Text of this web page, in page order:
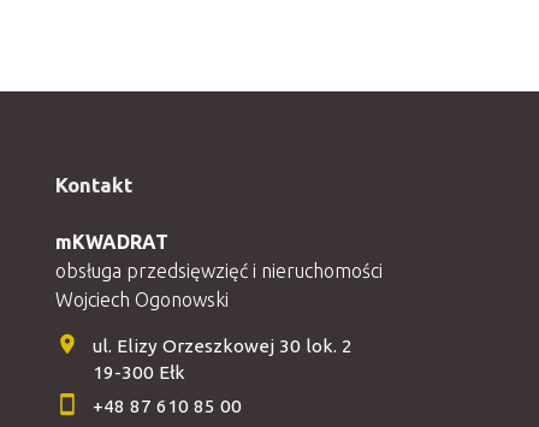
Kontakt
mKWADRAT
obsługa przedsięwzięć i nieruchomości
Wojciech Ogonowski
ul. Elizy Orzeszkowej 30 lok. 2
19-300 Ełk
+48 87 610 85 00